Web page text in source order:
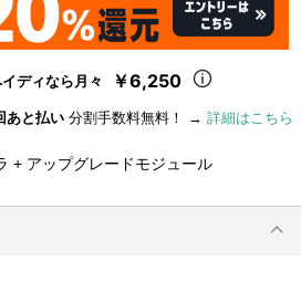
ディなら月々 ￥6,250
あと払い 分割手数料無料！ → 詳細はこちら
+ アップグレードモジュール